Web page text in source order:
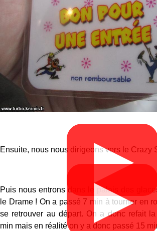
Ensuite, nous nous dirigeons vers le Crazy
Puis nous entrons dans le palais des
le Drame ! On a passé 7 min à tourner en
se retrouver au départ. On a donc refait
min mais en réalité on y a donc passé 15